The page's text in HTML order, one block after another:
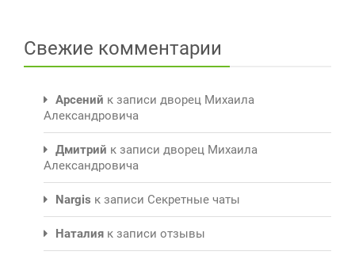
Свежие комментарии
Арсений к записи дворец Михаила
Александровича
Дмитрий к записи дворец Михаила
Александровича
Nargis к записи Секретные чаты
Наталия к записи отзывы